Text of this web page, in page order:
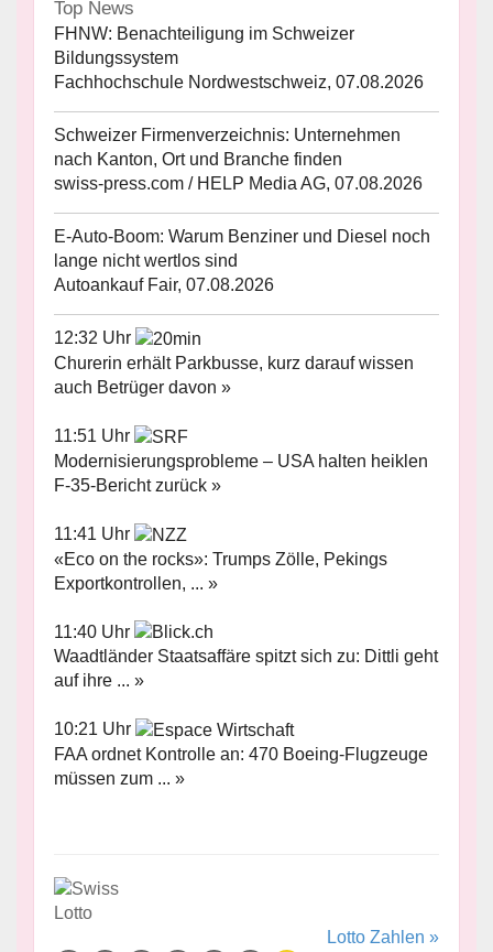
Top News
FHNW: Benachteiligung im Schweizer
Bildungssystem
Fachhochschule Nordwestschweiz, 07.08.2026
Schweizer Firmenverzeichnis: Unternehmen
nach Kanton, Ort und Branche finden
swiss-press.com / HELP Media AG, 07.08.2026
E-Auto-Boom: Warum Benziner und Diesel noch
lange nicht wertlos sind
Autoankauf Fair, 07.08.2026
12:32 Uhr
Churerin erhält Parkbusse, kurz darauf wissen
auch Betrüger davon »
11:51 Uhr
Modernisierungsprobleme – USA halten heiklen
F-35-Bericht zurück »
11:41 Uhr
«Eco on the rocks»: Trumps Zölle, Pekings
Exportkontrollen, ... »
11:40 Uhr
Waadtländer Staatsaffäre spitzt sich zu: Dittli geht
auf ihre ... »
10:21 Uhr
FAA ordnet Kontrolle an: 470 Boeing-Flugzeuge
müssen zum ... »
Lotto Zahlen »